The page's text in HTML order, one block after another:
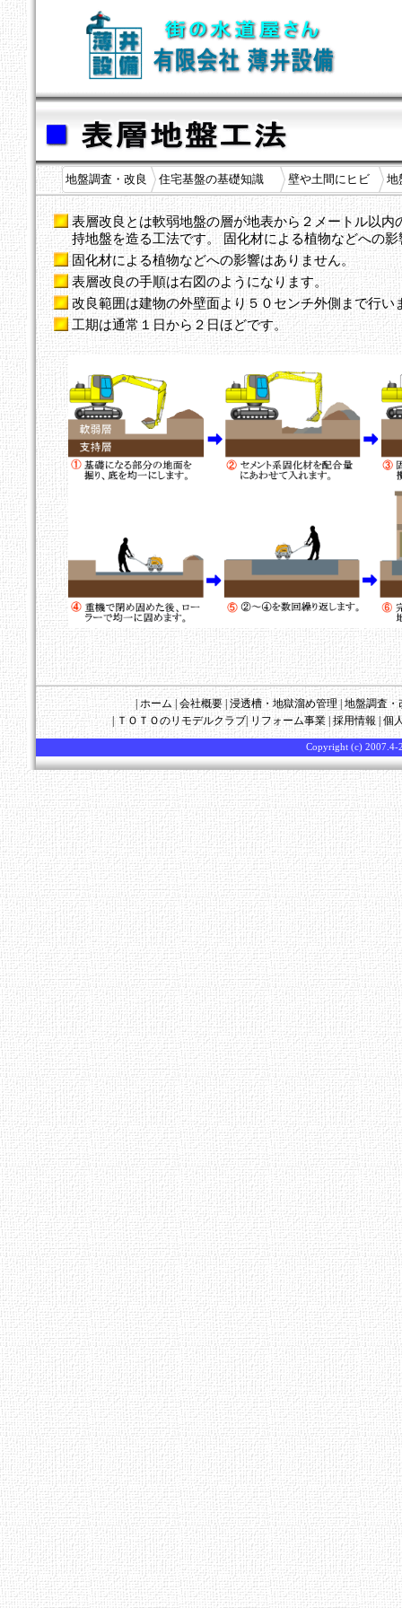
地盤調査・改良 住宅基盤の基礎知識 壁や土間にヒビ 地
表層改良とは軟弱地盤の層が地表から２メートル以
持地盤を造る工法です。 固化材による植物などへの
固化材による植物などへの影響はありません。
表層改良の手順は右図のようになります。
改良範囲は建物の外壁面より５０センチ外側まで行い
工期は通常１日から２日ほどです。
|ホーム 会社概要 |浸透槽・地獄溜め管理| 地盤調査・
| ＴＯＴＯのリモデルクラブ|リフォーム事業|採用情報 |個
Copyright (c) 2007.4-